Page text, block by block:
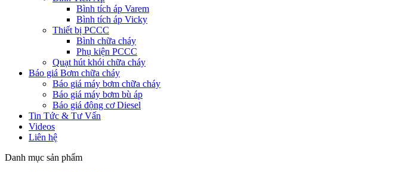
Bình tích áp Varem
Bình tích áp Vicky
Thiết bị PCCC
Bình chữa cháy
Phụ kiện PCCC
Quạt hút khói chữa cháy
Báo giá Bơm chữa cháy
Báo giá máy bơm chữa cháy
Báo giá máy bơm bù áp
Báo giá động cơ Diesel
Tin Tức & Tư Vấn
Videos
Liên hệ
Danh mục sản phẩm